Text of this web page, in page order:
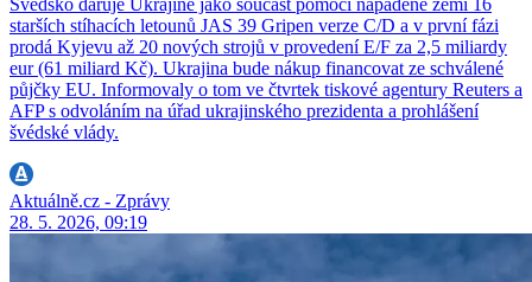
Švédsko daruje Ukrajině jako součást pomoci napadené zemi 16
starších stíhacích letounů JAS 39 Gripen verze C/D a v první fázi
prodá Kyjevu až 20 nových strojů v provedení E/F za 2,5 miliardy
eur (61 miliard Kč). Ukrajina bude nákup financovat ze schválené
půjčky EU. Informovaly o tom ve čtvrtek tiskové agentury Reuters a
AFP s odvoláním na úřad ukrajinského prezidenta a prohlášení
švédské vlády.
Aktuálně.cz - Zprávy
28. 5. 2026, 09:19